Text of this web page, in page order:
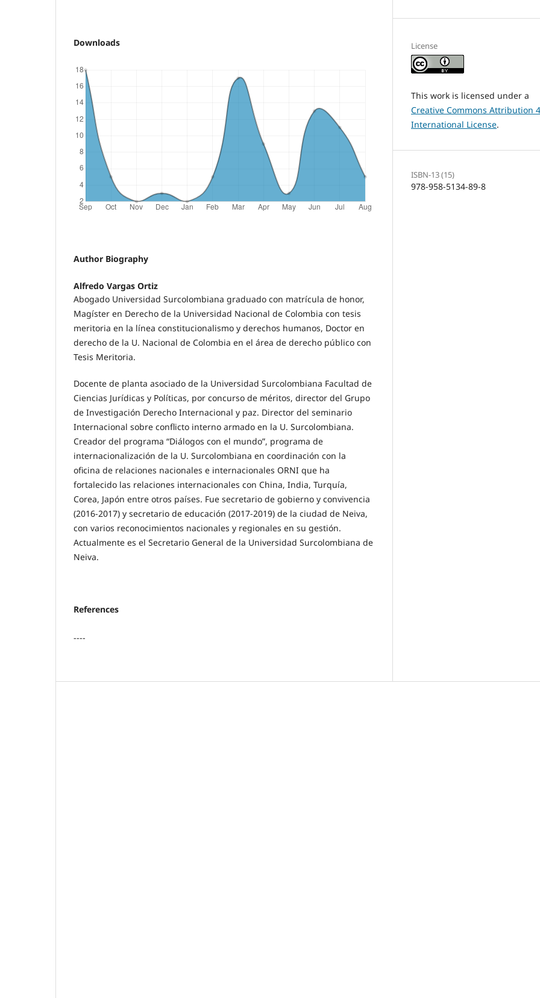
Downloads
Author Biography
Alfredo Vargas Ortiz
Abogado Universidad Surcolombiana graduado con matrícula de honor,
Magíster en Derecho de la Universidad Nacional de Colombia con tesis
meritoria en la línea constitucionalismo y derechos humanos, Doctor en
derecho de la U. Nacional de Colombia en el área de derecho público con
Tesis Meritoria.
Docente de planta asociado de la Universidad Surcolombiana Facultad de
Ciencias Jurídicas y Políticas, por concurso de méritos, director del Grupo
de Investigación Derecho Internacional y paz. Director del seminario
Internacional sobre conflicto interno armado en la U. Surcolombiana.
Creador del programa “Diálogos con el mundo”, programa de
internacionalización de la U. Surcolombiana en coordinación con la
oficina de relaciones nacionales e internacionales ORNI que ha
fortalecido las relaciones internacionales con China, India, Turquía,
Corea, Japón entre otros países. Fue secretario de gobierno y convivencia
(2016-2017) y secretario de educación (2017-2019) de la ciudad de Neiva,
con varios reconocimientos nacionales y regionales en su gestión.
Actualmente es el Secretario General de la Universidad Surcolombiana de
Neiva.
References
----
License
This work is licensed under a
Creative Commons Attribution
International License.
ISBN-13 (15)
978-958-5134-89-8